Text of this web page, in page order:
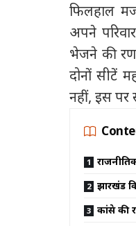
फिलहाल
अपने
भेजने की
दोनों सीटें
नहीं, इस पर
झारखंड
कांग्रेस की